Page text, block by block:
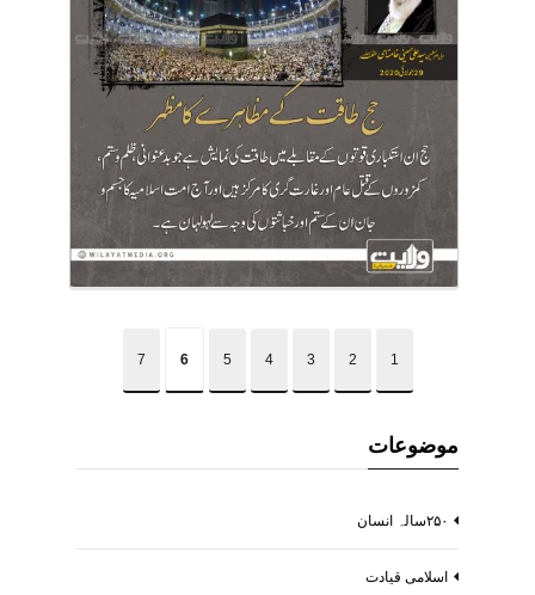
1
2
3
4
5
6
7
موضوعات
۲۵۰سالہ انسان
اسلامی قیادت